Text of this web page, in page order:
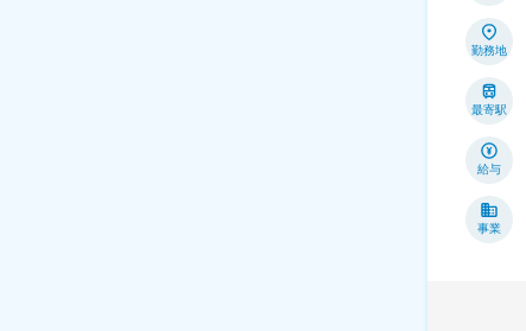
勤務地
最寄駅
給与
事業